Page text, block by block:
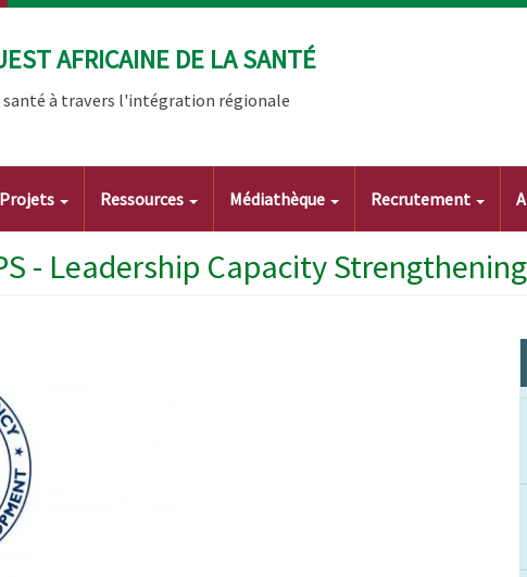
AFRICAINE DE LA SANTÉ
à travers l'intégration régionale
Ressources Médiathèque Recrutement
- Leadership Capacity